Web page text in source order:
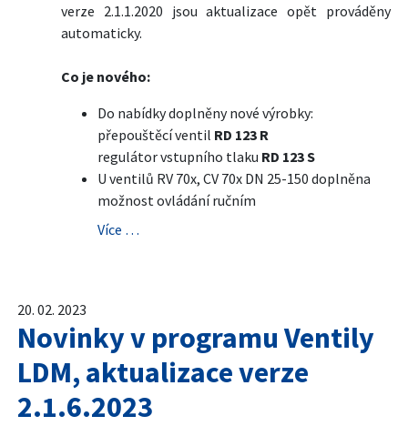
verze 2.1.1.2020 jsou aktualizace opět prováděny
automaticky.
Co je nového:
Do nabídky doplněny nové výrobky:
přepouštěcí ventil RD 123 R
regulátor vstupního tlaku RD 123 S
U ventilů RV 70x, CV 70x DN 25-150 doplněna
možnost ovládání ručním
Více …
20. 02. 2023
Novinky v programu Ventily
LDM, aktualizace verze
2.1.6.2023